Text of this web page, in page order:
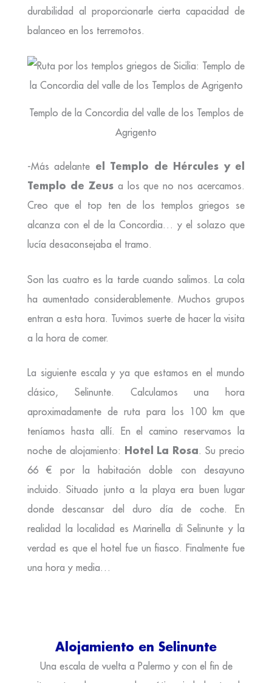
durabilidad al proporcionarle cierta capacidad de
balanceo en los terremotos.
Templo de la Concordia del valle de los Templos de
Agrigento
-Más adelante el Templo de Hércules y el
Templo de Zeusa los que no nos acercamos.
Creo que el top ten de los templos griegos se
alcanza con el de la Concordia… y el solazo que
lucía desaconsejaba el tramo.
Son las cuatro es la tarde cuando salimos. La cola
ha aumentado considerablemente. Muchos grupos
entran a esta hora. Tuvimos suerte de hacer la visita
a la hora de comer.
La siguiente escala y ya que estamos en el mundo
clásico, Selinunte. Calculamos una hora
aproximadamente de ruta para los 100 km que
teníamos hasta allí. En el camino reservamos la
noche de alojamiento: Hotel La Rosa. Su precio
66 € por la habitación doble con desayuno
incluido. Situado junto a la playa era buen lugar
donde descansar del duro día de coche. En
realidad la localidad es Marinella di Selinunte y la
verdad es que el hotel fue un fiasco. Finalmente fue
una hora y media…
Alojamiento en Selinunte
Una escala de vuelta a Palermo y con el fin de